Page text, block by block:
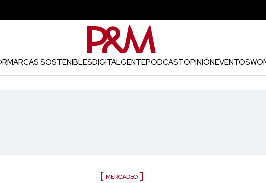
MARCAS SOSTENIBLESDIGITALGENTEPODCASTOPINIÓNEVENTOS
MERCADEO